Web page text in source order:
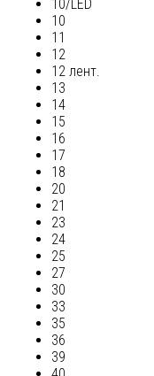
10/LED
10
11
12
12 лент.
13
14
15
16
17
18
20
21
23
24
25
27
30
33
35
36
39